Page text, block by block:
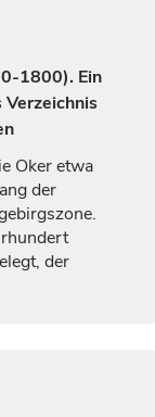
1800). Ein
Oker etwa
der
der